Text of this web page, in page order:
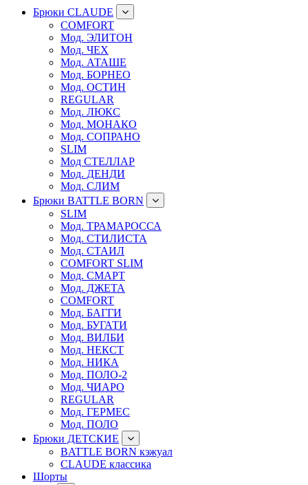
Брюки CLAUDE
COMFORT
Мод. ЭЛИТОН
Мод. ЧЕХ
Мод. АТАШЕ
Мод. БОРНЕО
Мод. ОСТИН
REGULAR
Мод. ЛЮКС
Мод. МОНАКО
Мод. СОПРАНО
SLIM
Мод СТЕЛЛАР
Мод. ДЕНДИ
Мод. СЛИМ
Брюки BATTLE BORN
SLIM
Мод. ТРАМАРОССА
Мод. СТИЛИСТА
Мод. СТАИЛ
COMFORT SLIM
Мод. СМАРТ
Мод. ДЖЕТА
COMFORT
Мод. БАГГИ
Мод. БУГАТИ
Мод. ВИЛБИ
Мод. НЕКСТ
Мод. НИКА
Мод. ПОЛО-2
Мод. ЧИАРО
REGULAR
Мод. ГЕРМЕС
Мод. ПОЛО
Брюки ДЕТСКИЕ
BATTLE BORN кэжуал
CLAUDE классика
Шорты